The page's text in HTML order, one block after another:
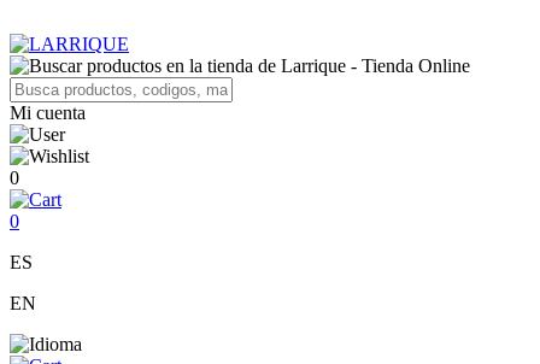
Mi cuenta
0
0
ES
EN